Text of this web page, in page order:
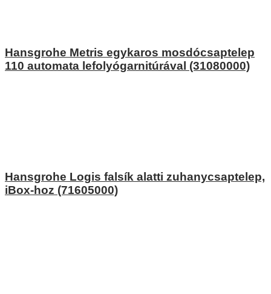
Hansgrohe Metris egykaros mosdócsaptelep
110 automata lefolyógarnitúrával (31080000)
Hansgrohe Logis falsík alatti zuhanycsaptelep,
iBox-hoz (71605000)